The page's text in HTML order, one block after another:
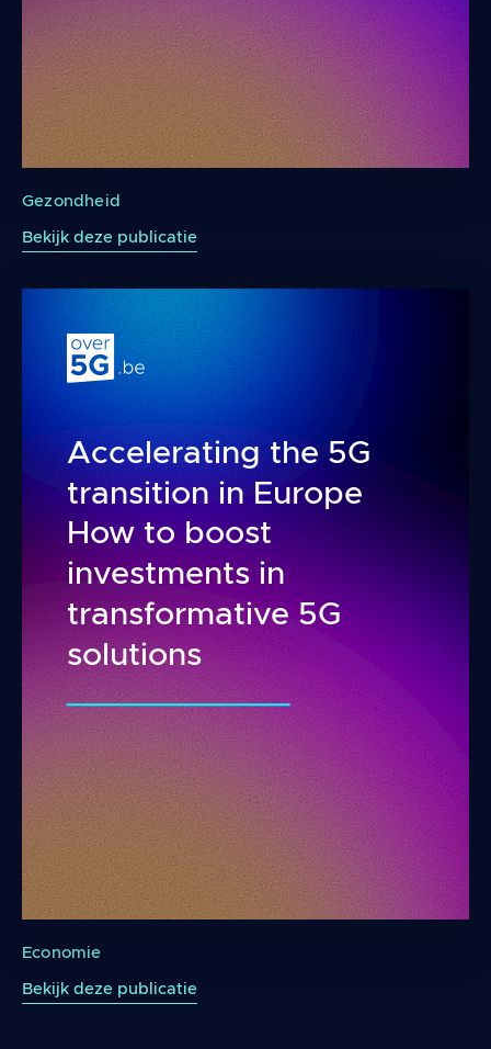
Gezondheid
Bekijk deze publicatie
Accelerating the 5G
transition in Europe
How to boost
investments in
transformative 5G
solutions
Economie
Bekijk deze publicatie